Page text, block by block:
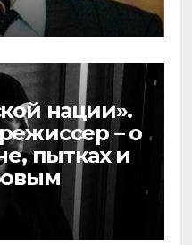
нации».
– о
пытках и